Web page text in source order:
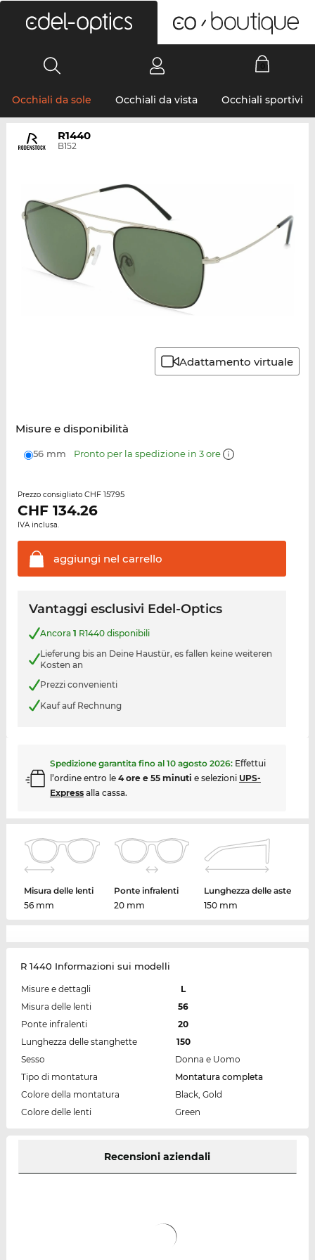
Occhiali da sole Occhiali da vista Occhiali sportivi
R1440
B152
Adattamento virtuale
Misure e disponibilità
56 mm Pronto per la spedizione in 3 ore
Prezzo consigliato CHF 157.95
CHF 134.26
IVA inclusa.
aggiungi nel carrello
Vantaggi esclusivi Edel-Optics
Ancora 1 R1440 disponibili
Lieferung bis an Deine Haustür, es fallen keine weiteren
Kosten an
Prezzi convenienti
Kauf auf Rechnung
Spedizione garantita fino al 10 agosto 2026: Effettui
l’ordine entro le 4 ore e 55 minuti e selezioni UPS-
Expressalla cassa.
Misura delle lenti
56 mm
Ponte infralenti
20 mm
Lunghezza delle aste
150 mm
R 1440 Informazioni sui modelli
Misure e dettagli
L
Misura delle lenti
56
Ponte infralenti
20
Lunghezza delle stanghette
150
Sesso
Donna e Uomo
Tipo di montatura
Montatura completa
Colore della montatura
Black, Gold
Colore delle lenti
Green
Recensioni aziendali